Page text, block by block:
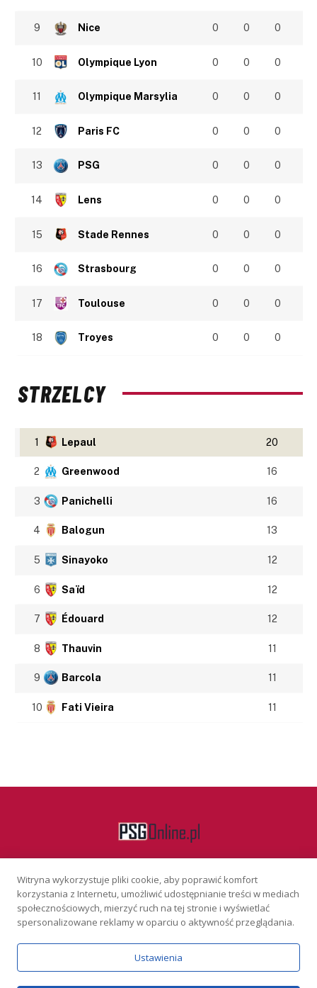
9 Nice 0 0 0
10 Olympique Lyon 0 0 0
11 Olympique Marsylia 0 0 0
12 Paris FC 0 0 0
13 PSG 0 0 0
14 Lens 0 0 0
15 Stade Rennes 0 0 0
16 Strasbourg 0 0 0
17 Toulouse 0 0 0
18 Troyes 0 0 0
STRZELCY
1 Lepaul 20
2 Greenwood 16
3 Panichelli 16
4 Balogun 13
5 Sinayoko 12
6 Saïd 12
7 Édouard 12
8 Thauvin 11
9 Barcola 11
10 Fati Vieira 11
Facebook
KONTAKT REKLAMA POLITYKA PRYWATNOŚCI
Serwis wyłącznie dla osób powyżej 18 lat. Hazard może uzależniać.
Graj odpowiedzialnie.Szczegóły
Witryna wykorzystuje pliki cookie, aby poprawić komfort
korzystania z Internetu, umożliwić udostępnianie treści w mediach
społecznościowych, mierzyć ruch na tej stronie i wyświetlać
spersonalizowane reklamy w oparciu o aktywność przeglądania.
Ustawienia